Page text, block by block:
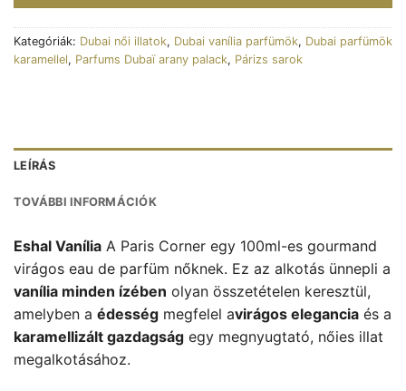
Kategóriák: Dubai női illatok, Dubai vanília parfümök, Dubai parfümök
karamellel, Parfums Dubaï arany palack, Párizs sarok
LEÍRÁS
TOVÁBBI INFORMÁCIÓK
Eshal Vanília A Paris Corner egy 100ml-es gourmand
virágos eau de parfüm nőknek. Ez az alkotás ünnepli a
vanília minden ízében olyan összetételen keresztül,
amelyben a édesség megfelel avirágos elegancia és a
karamellizált gazdagság egy megnyugtató, nőies illat
megalkotásához.